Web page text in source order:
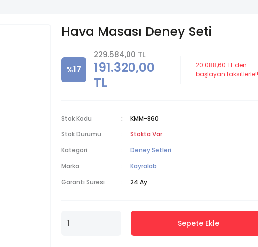
Hava Masası Deney Seti
%17
229.584,00 TL
191.320,00
TL
20.088,60 TL den
başlayan taksitlerle!!
Stok Kodu
KMM-860
Stok Durumu
Stokta Var
Kategori
Deney Setleri
Marka
Kayralab
Garanti Süresi
24 Ay
Sepete Ekle